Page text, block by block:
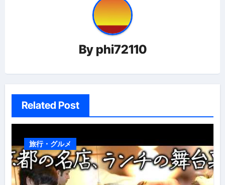
By phi72110
Related Post
旅行・グルメ